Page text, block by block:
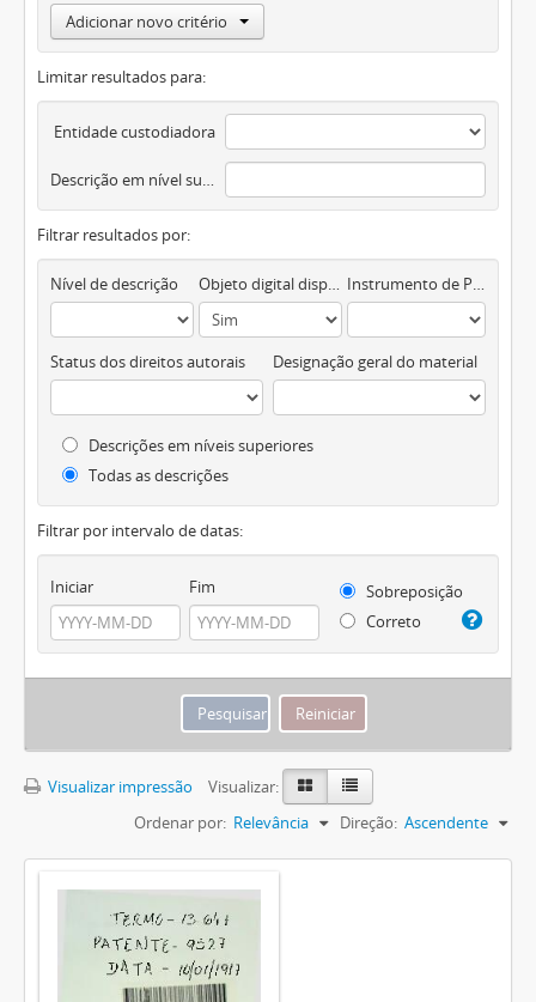
Adicionar novo critério
Limitar resultados para:
Entidade custodiadora
Descrição em nível superior
Filtrar resultados por:
Nível de descrição Objeto digital disponível Instrumento de Pesquisa
Status dos direitos autorais Designação geral do material
Descrições em níveis superiores
Todas as descrições
Filtrar por intervalo de datas:
Iniciar Fim
Sobreposição
Correto
Visualizar impressão
Visualizar:
Ordenar por: Relevância Direção: Ascendente